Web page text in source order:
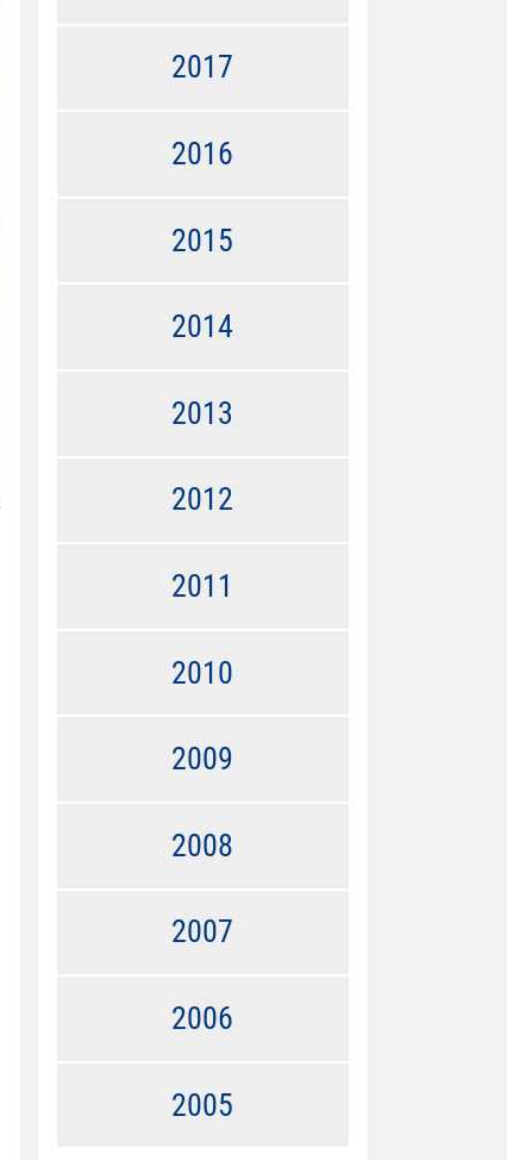
2017
2016
2015
2014
2013
2012
2011
2010
2009
2008
2007
2006
2005